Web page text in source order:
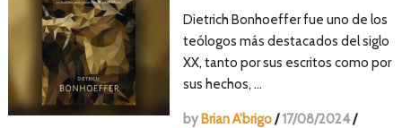
Dietrich Bonhoeffer fue uno de los
teólogos más destacados del siglo
XX, tanto por sus escritos como por
sus hechos, …
by Brian A'brigo/ 17/08/2024/